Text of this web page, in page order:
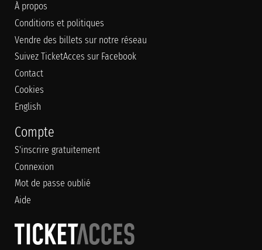
À propos
Conditions et politiques
Vendre des billets sur notre réseau
Suivez TicketAcces sur Facebook
Contact
Cookies
English
Compte
S'inscrire gratuitement
Connexion
Mot de passe oublié
Aide